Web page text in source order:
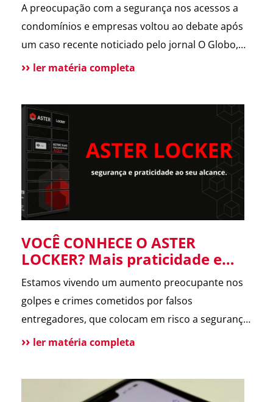
A preocupação com a segurança nos acessos a
condomínios e empresas voltou ao debate após
um caso recente noticiado pelo jornal O Globo,
envolvendo a possível clonagem de controle de
e contou com a participação da ASTER, que
forneceu informações […]
ler matéria completa
VOCÊ CONHECE O ASTER
LOCKER? Mais praticidade e
segurança para suas entregas
no condomínio.
Estamos vivendo um aumento preocupante nos
golpes e crimes cometidos por falsos
entregadores, que colocam em risco a segurança
dos moradores e a rotina dos condomínios.
encomendas, eliminando o contato direto entre
ler matéria completa